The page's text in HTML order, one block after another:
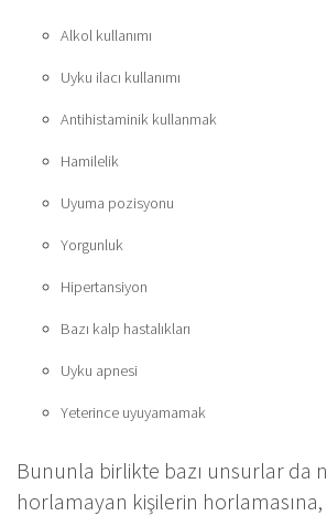
Alkol kullanımı
Uyku ilacı kullanımı
Antihistaminik kullanmak
Hamilelik
Uyuma pozisyonu
Yorgunluk
Hipertansiyon
Bazı kalp hastalıkları
Uyku apnesi
Yeterince uyuyamamak
Bununla birlikte bazı unsurlar da
horlamayan kişilerin